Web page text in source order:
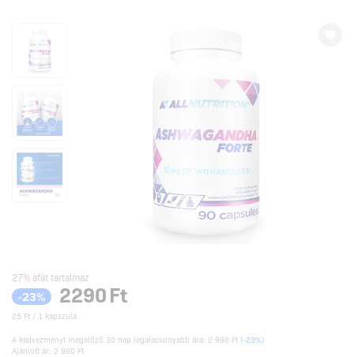
27% áfát tartalmaz
-23% 2290Ft
25 Ft / 1 kapszula
A kedvezményt megelőző 30 nap legalacsonyabb ára: 2 990 Ft (-23%)
Ajánlott ár: 2 990 Ft